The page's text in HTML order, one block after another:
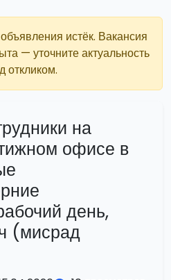
истёк. Вакансия
— уточните актуальность
откликом.
на
офисе в
день,
(мисрад